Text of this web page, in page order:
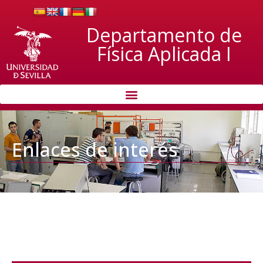
Departamento de
Física Aplicada I
Enlaces de interés